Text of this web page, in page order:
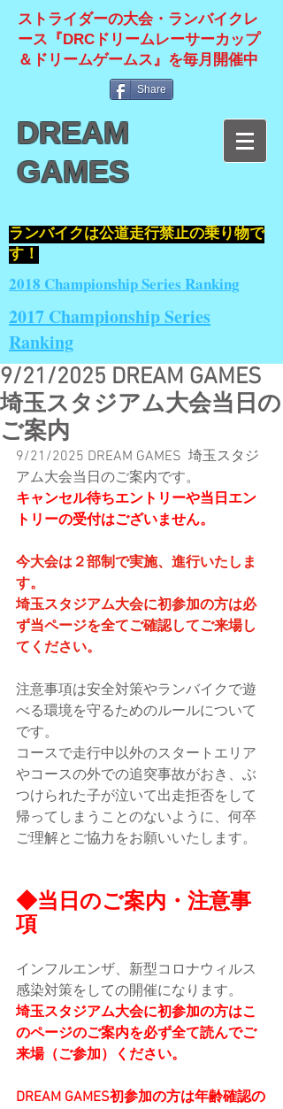
ストライダーの大会・ランバイクレ
ース『DRCドリームレーサーカップ
＆ドリームゲームス』を毎月開催中
Share
DREAM
GAMES
​ランバイクは公道走行禁止の乗り物で
す！
2018 Championship Series Ranking
2017 Championship Series
Ranking
9/21/2025 DREAM GAMES
埼玉スタジアム大会当日の
ご案内
9/21/2025 DREAM GAMES  埼玉スタジ
アム大会当日のご案内です。
キャンセル待ちエントリーや当日エン
トリーの受付はございません。
今大会は２部制で実施、進行いたしま
す。
埼玉スタジアム大会に初参加の方は必
ず当ページを全てご確認してご来場し
てください。
注意事項は安全対策やランバイクで遊
べる環境を守るためのルールについて
です。
コースで走行中以外のスタートエリア
やコースの外での追突事故がおき、ぶ
つけられた子が泣いて出走拒否をして
帰ってしまうことのないように、何卒
ご理解とご協力をお願いいたします。
◆当日のご案内・注意事
項
インフルエンザ、新型コロナウィルス
感染対策をしての開催になります。
埼玉スタジアム大会に初参加の方はこ
のページのご案内を必ず全て読んでご
来場（ご参加）ください。
DREAM GAMES初参加の方は年齢確認の